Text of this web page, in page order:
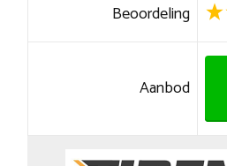
Beoordeling
Aanbod